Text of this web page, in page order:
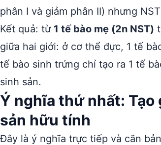
phân I và giảm phân II) nhưng
Kết quả: từ 1 tế bào mẹ (2n NST)
giữa hai giới: ở cơ thể đực, 1 tế
tế bào sinh trứng chỉ tạo ra 1 tế
sinh sản.
Ý nghĩa thứ nhất:
sản hữu tính
Đây là ý nghĩa trực tiếp và căn